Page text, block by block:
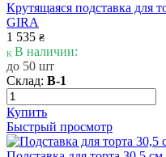
Крутящаяся подставка для
GIRA
1 535 ₴
В наличии:
до 50 шт
Склад: В-1
Купить
Быстрый просмотр